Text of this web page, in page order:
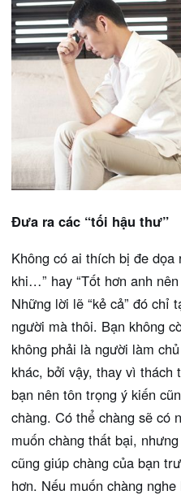
Đưa ra các “tối hậu thư”
Không có ai thích bị đe
khi…” hay “Tốt hơn anh
Những lời lẽ “kẻ cả” đó chỉ
người mà thôi. Bạn không
không phải là người làm
khác, bởi vậy, thay vì thách
bạn nên tôn trọng ý kiến
chàng. Có thể chàng sẽ có
muốn chàng thất bại,
cũng giúp chàng của bạn
hơn. Nếu muốn chàng